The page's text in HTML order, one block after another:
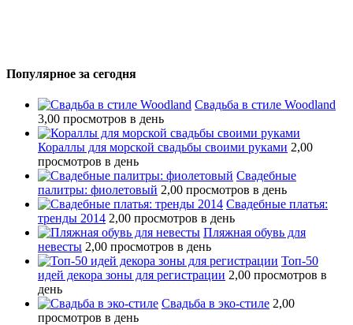
Популярное за сегодня
Свадьба в стиле Woodland
3,00 просмотров в день
Кораллы для морской свадьбы своими руками 2,00
просмотров в день
Свадебные
палитры: фиолетовый 2,00 просмотров в день
Свадебные платья:
тренды 2014 2,00 просмотров в день
Пляжная обувь для
невесты 2,00 просмотров в день
Топ-50
идей декора зоны для регистрации 2,00 просмотров в
день
Свадьба в эко-стиле 2,00
просмотров в день